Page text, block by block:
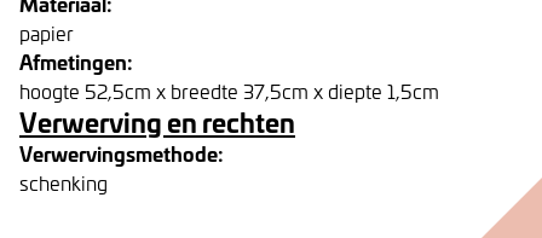
papier
Afmetingen:
hoogte 52,5cm x breedte 37,5cm x diepte 1,5cm
Verwerving en rechten
Verwervingsmethode:
schenking